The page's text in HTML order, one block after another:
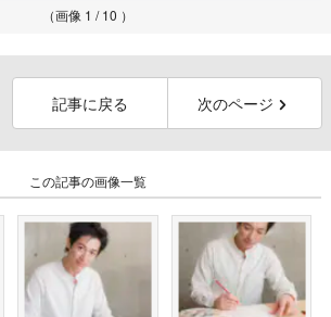
（画像 1 / 10 ）
記事に戻る 次のページ
この記事の画像一覧